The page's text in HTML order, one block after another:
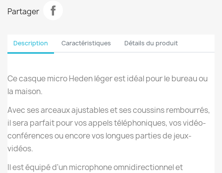
Partager
Description Caractéristiques Détails du produit
Ce casque micro Heden léger est idéal pour le bureau ou
la maison.
Avec ses arceaux ajustables et ses coussins rembourrés,
il sera parfait pour vos appels téléphoniques, vos vidéo-
conférences ou encore vos longues parties de jeux-
vidéos.
Il est équipé d'un microphone omnidirectionnel et